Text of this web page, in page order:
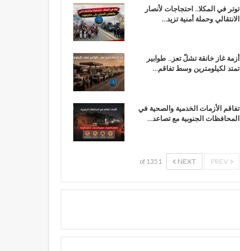
توتر في المكلا.. احتجاجات لأنصار
الانتقالي وحملة أمنية تزيد…
أزمة غاز خانقة تشلّ تعز.. طوابير
تمتد لكيلومترين وسط تفاقم…
تفاقم الأزمات الخدمية والصحية في
المحافظات الجنوبية مع تصاعد…
NEXT
1 of 135